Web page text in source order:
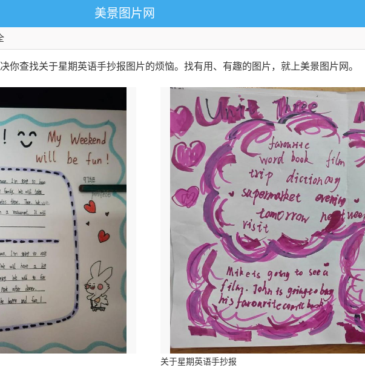
美景图片网
查找关于星期英语手抄报图片的烦恼。找有用、有趣的图片，就上美景图片网。
关于星期英语手抄报